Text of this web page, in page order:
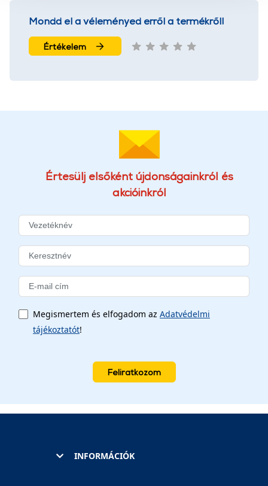
További információk:ÁSZFés Adatvédelem
Mondd el a véleményed erről a termékről!
Értékelem
Értesülj elsőként újdonságainkról és
akcióinkról
Megismertem és elfogadom az Adatvédelmi
tájékoztatót!
Feliratkozom
INFORMÁCIÓK